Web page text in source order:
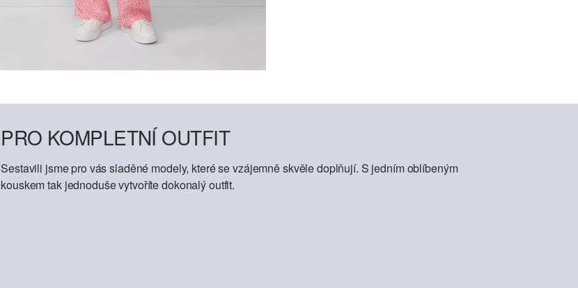
PRO KOMPLETNÍ OUTFIT
Sestavili jsme pro vás sladěné modely, které se vzájemně skvěle doplňují. S jedním oblíbeným
kouskem tak jednoduše vytvoříte dokonalý outfit.